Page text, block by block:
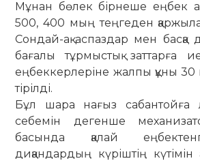
Мұнан бө­лек бірнеше еңбек
500, 400 мың теңгеден
Сондай-ақ аспаздар мен бас­қа
бағалы тұр­мыс­тық зат­тарға
еңбек­кер­­леріне жал­пы құны
тірілді.
Бұл шара нағыз сабантойға
себемін дегенше
басында қалай
диқандардың кү­ріш­­тің күтімін